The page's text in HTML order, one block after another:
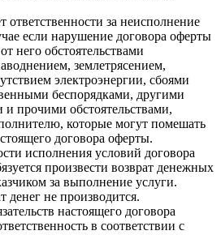
ответственности за неисполнение
если нарушение договора оферты
него обстоятельствами
землетрясением,
электроэнергии, сбоями
беспорядками, другими
прочими обстоятельствами,
которые могут помешать
договора оферты.
исполнения условий договора
произвести возврат денежных
за выполнение услуги.
денег не производится.
настоящего договора
в соответствии с